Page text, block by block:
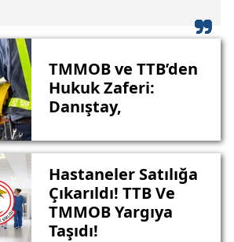
TMMOB ve TTB’den
Hukuk Zaferi:
Danıştay,
Hastaneler Satılığa
Çıkarıldı! TTB Ve
TMMOB Yargıya
Taşıdı!